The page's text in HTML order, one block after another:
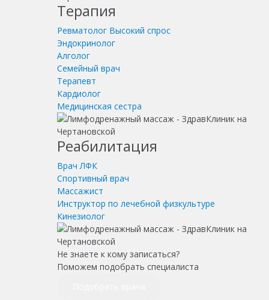
Терапия
Ревматолог Высокий спрос
Эндокринолог
Алголог
Семейный врач
Терапевт
Кардиолог
Медицинская сестра
Реабилитация
Врач ЛФК
Спортивный врач
Массажист
Инструктор по лечебной физкультуре
Кинезиолог
Не знаете к кому записаться?
Поможем подобрать специалиста